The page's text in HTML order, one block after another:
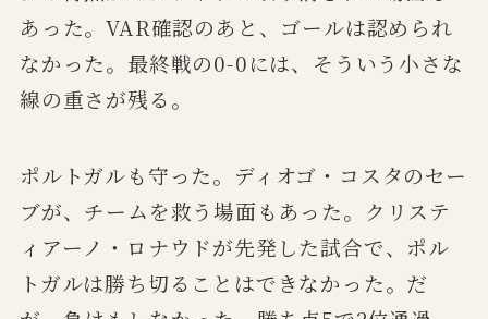
あった。VAR確認のあと、ゴールは認められ
なかった。最終戦の0-0には、そういう小さな
線の重さが残る。
ポルトガルも守った。ディオゴ・コスタのセー
ブが、チームを救う場面もあった。クリステ
ィアーノ・ロナウドが先発した試合で、ポル
トガルは勝ち切ることはできなかった。だ